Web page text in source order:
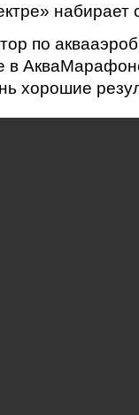
набирает
по
в
хорошие